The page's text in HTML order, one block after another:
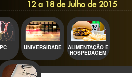
12 a 18 de Julho de 2015
UNIVERSIDADE ALIMENTAÇÃO E
HOSPEDAGEM